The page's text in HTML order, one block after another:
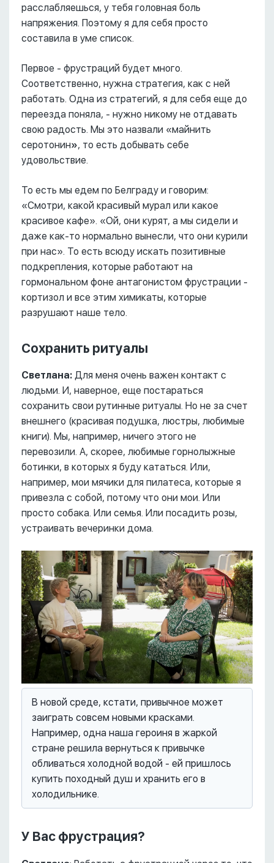
расслабляешься, у тебя головная боль
напряжения. Поэтому я для себя просто
составила в уме список.
Первое - фрустраций будет много.
Соответственно, нужна стратегия, как с ней
работать. Одна из стратегий, я для себя еще до
переезда поняла, - нужно никому не отдавать
свою радость. Мы это назвали «майнить
серотонин», то есть добывать себе
удовольствие.
То есть мы едем по Белграду и говорим:
«Смотри, какой красивый мурал или какое
красивое кафе». «Ой, они курят, а мы сидели и
даже как-то нормально вынесли, что они курили
при нас». То есть всюду искать позитивные
подкрепления, которые работают на
гормональном фоне антагонистом фрустрации -
кортизол и все этим химикаты, которые
разрушают наше тело.
Сохранить ритуалы
Светлана: Для меня очень важен контакт с
людьми. И, наверное, еще постараться
сохранить свои рутинные ритуалы. Но не за счет
внешнего (красивая подушка, люстры, любимые
книги). Мы, например, ничего этого не
перевозили. А, скорее, любимые горнолыжные
ботинки, в которых я буду кататься. Или,
например, мои мячики для пилатеса, которые я
привезла с собой, потому что они мои. Или
просто собака. Или семья. Или посадить розы,
устраивать вечеринки дома.
В новой среде, кстати, привычное может
заиграть совсем новыми красками.
Например, одна наша героиня в жаркой
стране решила вернуться к привычке
обливаться холодной водой - ей пришлось
купить походный душ и хранить его в
холодильнике.
У Вас фрустрация?